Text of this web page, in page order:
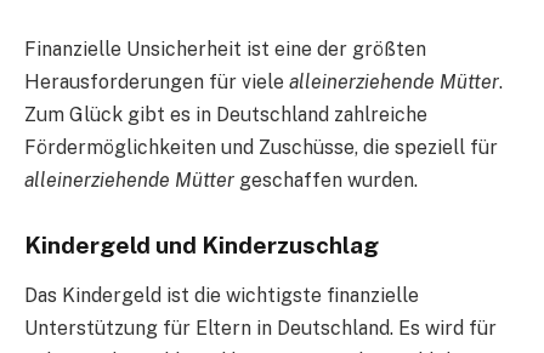
Finanzielle Unsicherheit ist eine der größten
Herausforderungen für viele alleinerziehende Mütter.
Zum Glück gibt es in Deutschland zahlreiche
Fördermöglichkeiten und Zuschüsse, die speziell für
alleinerziehende Mütter geschaffen wurden.
Kindergeld und Kinderzuschlag
Das Kindergeld ist die wichtigste finanzielle
Unterstützung für Eltern in Deutschland. Es wird für